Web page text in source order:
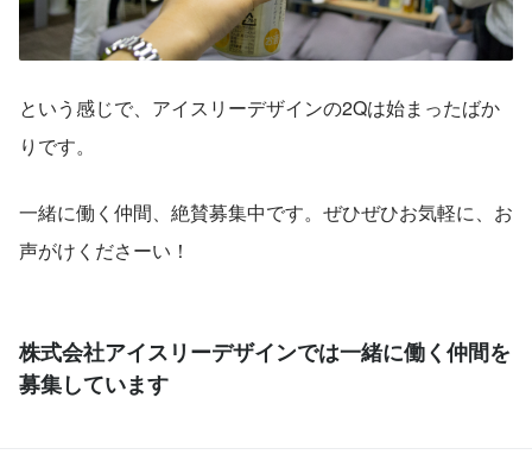
という感じで、アイスリーデザインの2Qは始まったばか
りです。
一緒に働く仲間、絶賛募集中です。ぜひぜひお気軽に、お
声がけくださーい！
株式会社アイスリーデザインでは一緒に働く仲間を
募集しています